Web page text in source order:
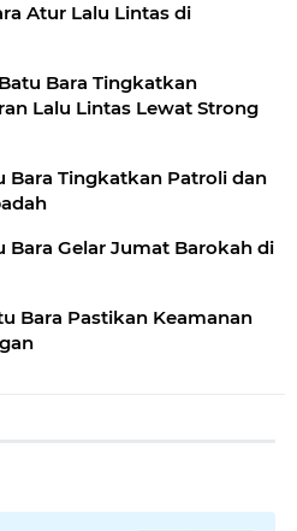
Atur Lalu Lintas di
Bara Tingkatkan
Lalu Lintas Lewat Strong
Bara Tingkatkan Patroli dan
Bara Gelar Jumat Barokah di
Bara Pastikan Keamanan